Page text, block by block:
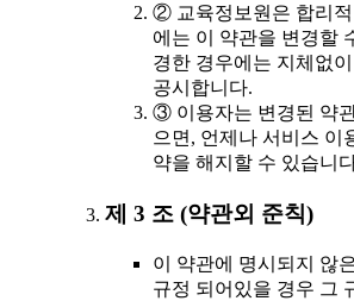
② 교육정보원은 합리
에는 이 약관을 변경할
경한 경우에는 지체없
공시합니다.
③ 이용자는 변경된 약
으면, 언제나 서비스 이
약을 해지할 수 있습니
제 3 조 (약관외 준칙)
이 약관에 명시되지 않
규정 되어있을 경우 그